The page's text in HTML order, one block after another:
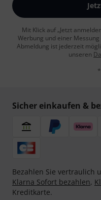
Mit Klick auf „Jetzt
Werbung und einer
Abmeldung ist jederzeit
unseren
Sicher einkaufen &
Bezahlen Sie vertraulich
Klarna Sofort bezahlen,
Kreditkarte.